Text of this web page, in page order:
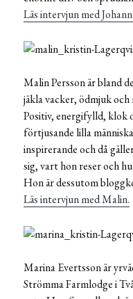
Läs intervjun med
Malin Persson är bland
jäkla vacker, ödmjuk
Positiv, energifylld, klok
förtjusande lilla
inspirerande och då
sig, vart hon reser och
Hon är dessutom
Läs intervjun med Malin.
Marina Evertsson är
Strömma Farmlodge i